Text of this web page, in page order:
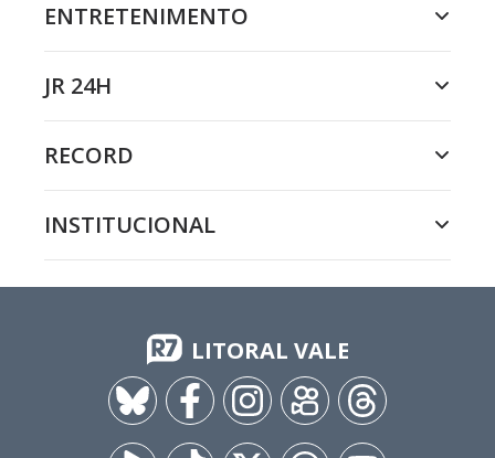
ENTRETENIMENTO
JR 24H
RECORD
INSTITUCIONAL
LITORAL VALE